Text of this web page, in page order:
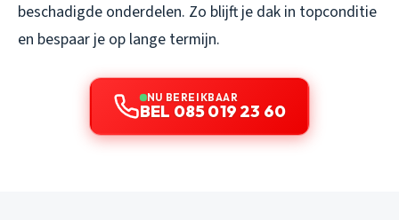
beschadigde onderdelen. Zo blijft je dak in topconditie
en bespaar je op lange termijn.
NU BEREIKBAAR
BEL 085 019 23 60